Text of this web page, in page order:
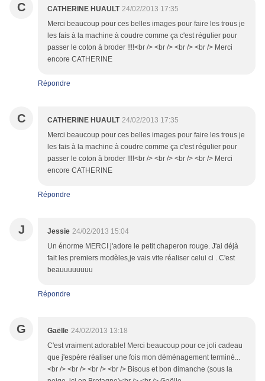
C CATHERINE HUAULT 24/02/2013 17:35
Merci beaucoup pour ces belles images pour faire les trous je
les fais à la machine à coudre comme ça c'est régulier pour
passer le coton à broder !!!!<br /> <br /> <br /> <br /> Merci
encore CATHERINE
Répondre
C CATHERINE HUAULT 24/02/2013 17:35
Merci beaucoup pour ces belles images pour faire les trous je
les fais à la machine à coudre comme ça c'est régulier pour
passer le coton à broder !!!!<br /> <br /> <br /> <br /> Merci
encore CATHERINE
Répondre
J Jessie 24/02/2013 15:04
Un énorme MERCI j'adore le petit chaperon rouge. J'ai déjà
fait les premiers modèles,je vais vite réaliser celui ci . C'est
beauuuuuuuu
Répondre
G Gaëlle 24/02/2013 13:18
C'est vraiment adorable! Merci beaucoup pour ce joli cadeau
que j'espère réaliser une fois mon déménagement terminé...
<br /> <br /> <br /> <br /> Bisous et bon dimanche (sous la